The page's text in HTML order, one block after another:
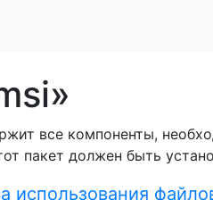
все компоненты,
пакет должен быть
использования